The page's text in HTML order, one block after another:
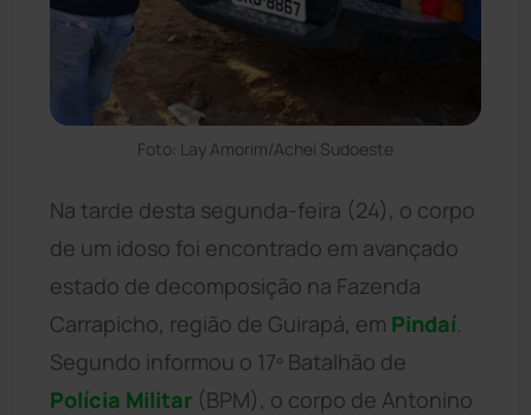
Foto: Lay Amorim/Achei Sudoeste
Na tarde desta segunda-feira (24), o corpo
de um idoso foi encontrado em avançado
estado de decomposição na Fazenda
Carrapicho, região de Guirapá, em Pindaí
Segundo informou o 17º Batalhão de
Polícia Militar (BPM), o corpo de Antonino